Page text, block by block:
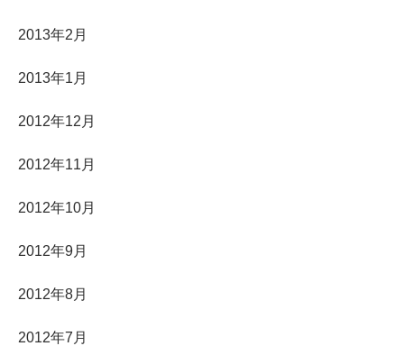
2013年2月
2013年1月
2012年12月
2012年11月
2012年10月
2012年9月
2012年8月
2012年7月